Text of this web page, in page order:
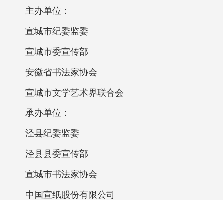
主办单位：
宣城市纪委监委
宣城市委宣传部
安徽省书法家协会
宣城市文学艺术界联合会
承办单位：
泾县纪委监委
泾县县委宣传部
宣城市书法家协会
中国宣纸股份有限公司